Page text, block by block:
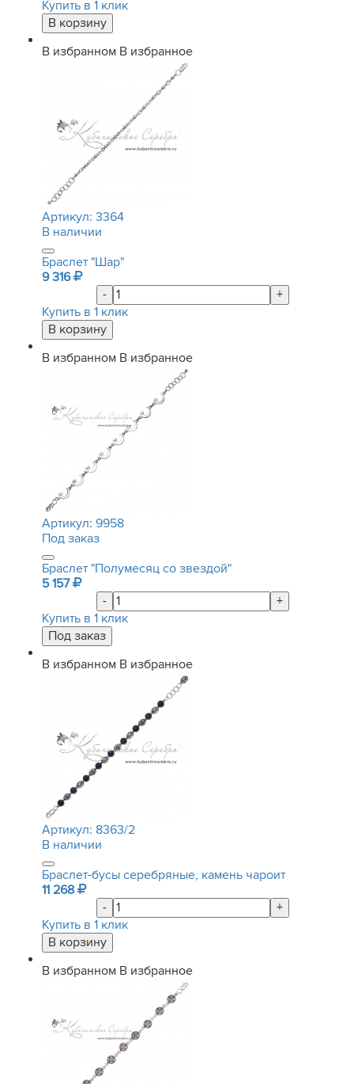
Купить в 1 клик
В избранном В избранное
Артикул: 3364
В наличии
Браслет "Шар"
9 316
-
+
Купить в 1 клик
В избранном В избранное
Артикул: 9958
Под заказ
Браслет "Полумесяц со звездой"
5 157
-
+
Купить в 1 клик
В избранном В избранное
Артикул: 8363/2
В наличии
Браслет-бусы серебряные, камень чароит
11 268
-
+
Купить в 1 клик
В избранном В избранное